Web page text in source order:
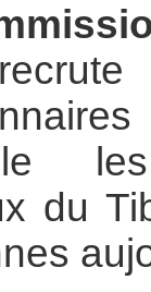
du